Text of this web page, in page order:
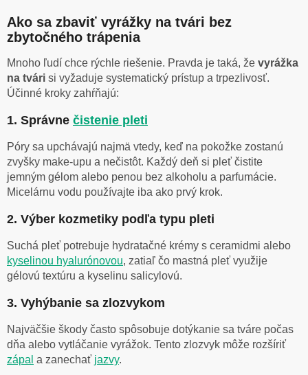
Ako sa zbaviť vyrážky na tvári bez
zbytočného trápenia
Mnoho ľudí chce rýchle riešenie. Pravda je taká, že vyrážka
na tvári si vyžaduje systematický prístup a trpezlivosť.
Účinné kroky zahŕňajú:
1. Správne čistenie pleti
Póry sa upchávajú najmä vtedy, keď na pokožke zostanú
zvyšky make-upu a nečistôt. Každý deň si pleť čistite
jemným gélom alebo penou bez alkoholu a parfumácie.
Micelárnu vodu používajte iba ako prvý krok.
2. Výber kozmetiky podľa typu pleti
Suchá pleť potrebuje hydratačné krémy s ceramidmi alebo
kyselinou hyalurónovou, zatiaľ čo mastná pleť využije
gélovú textúru a kyselinu salicylovú.
3. Vyhýbanie sa zlozvykom
Najväčšie škody často spôsobuje dotýkanie sa tváre počas
dňa alebo vytláčanie vyrážok. Tento zlozvyk môže rozšíriť
zápal a zanechať jazvy.